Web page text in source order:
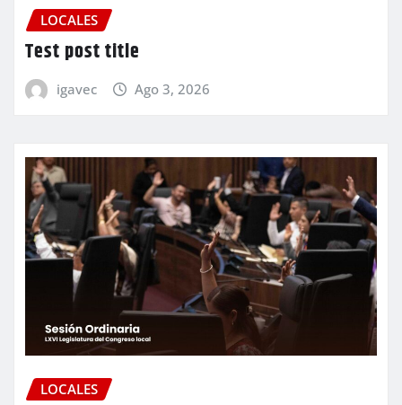
LOCALES
Test post title
igavec Ago 3, 2026
LOCALES